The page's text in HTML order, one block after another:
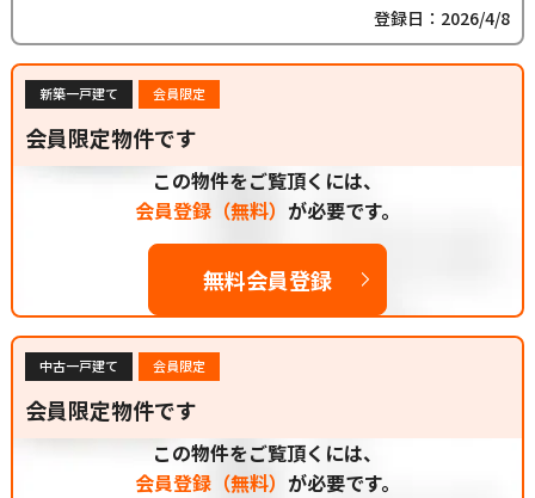
登録日：2026/4/8
新築一戸建て 会員限定
会員限定物件です
この物件をご覧頂くには、
会員登録（無料） が必要です。
無料会員登録
中古一戸建て 会員限定
会員限定物件です
この物件をご覧頂くには、
会員登録（無料） が必要です。